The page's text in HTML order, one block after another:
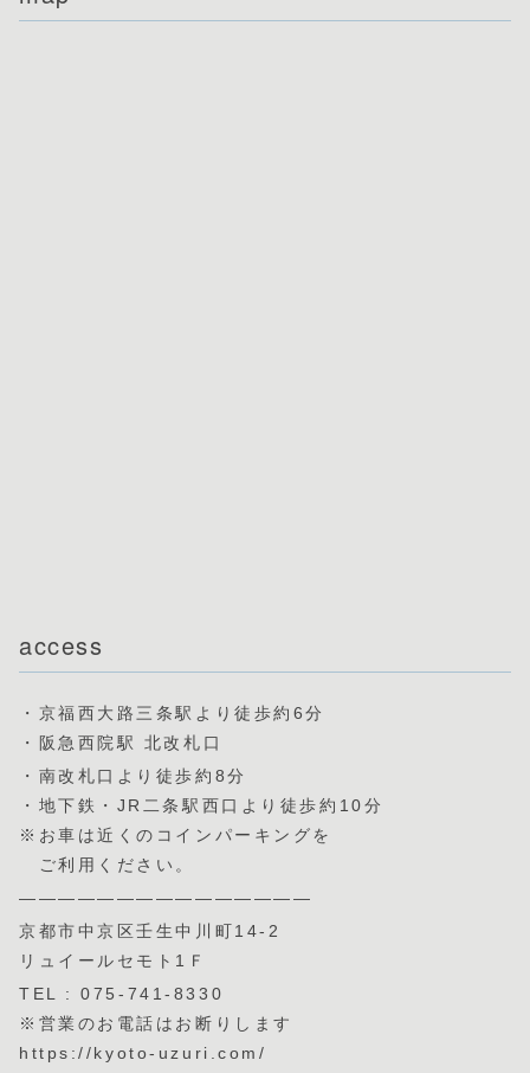
access
・京福西大路三条駅より徒歩約6分
・阪急西院駅 北改札口
・南改札口より徒歩約8分
・地下鉄・JR二条駅西口より徒歩約10分
※お車は近くのコインパーキングを
ご利用ください。
———————————————
京都市中京区壬生中川町14-2
リュイールセモト1Ｆ
TEL : 075-741-8330
※営業のお電話はお断りします
https://kyoto-uzuri.com/